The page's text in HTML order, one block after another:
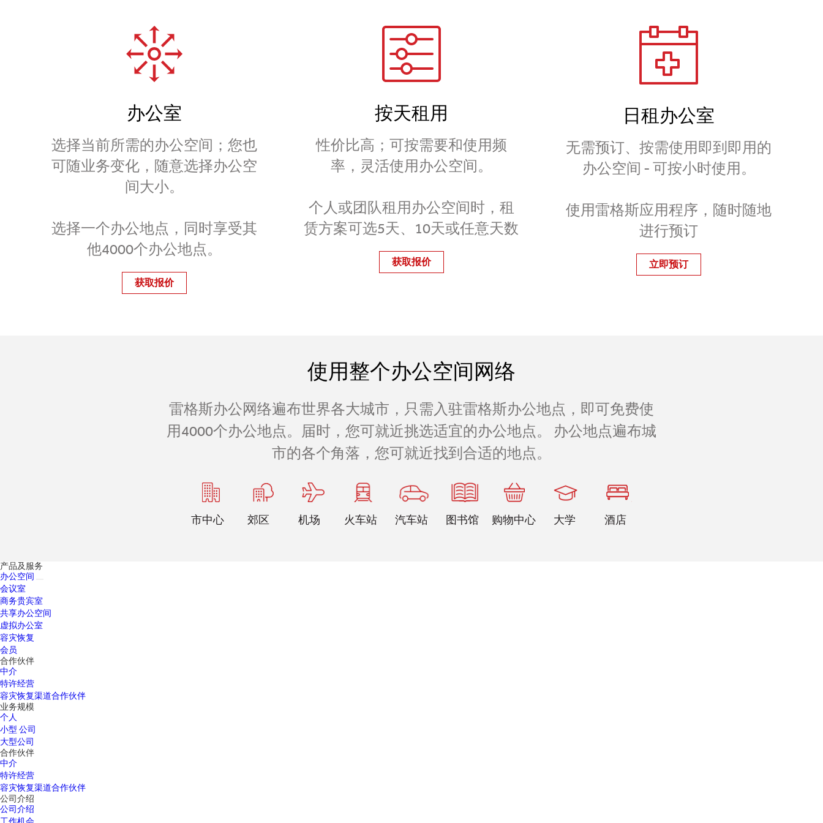
办公室
选择当前所需的办公空间；您也
可随业务变化，随意选择办公空
间大小。
选择一个办公地点，同时享受其
他4000个办公地点。
获取报价
按天租用
性价比高；可按需要和使用频
率，灵活使用办公空间。
个人或团队租用办公空间时，租
赁方案可选5天、10天或任意天数
获取报价
日租办公室
无需预订、按需使用即到即用的
办公空间 - 可按小时使用。
使用雷格斯应用程序，随时随地
进行预订
立即预订
使用整个办公空间网络
雷格斯办公网络遍布世界各大城市，只需入驻雷格斯办公地点，即可免费使
用4000个办公地点。届时，您可就近挑选适宜的办公地点。 办公地点遍布城
市的各个角落，您可就近找到合适的地点。
市中心 郊区 机场 火车站 汽车站 图书馆 购物中心 大学 酒店
产品及服务
办公空间
会议室
商务贵宾室
共享办公空间
虚拟办公室
容灾恢复
会员
合作伙伴
中介
特许经营
容灾恢复渠道合作伙伴
业务规模
个人
小型 公司
大型公司
合作伙伴
中介
特许经营
容灾恢复渠道合作伙伴
公司介绍
公司介绍